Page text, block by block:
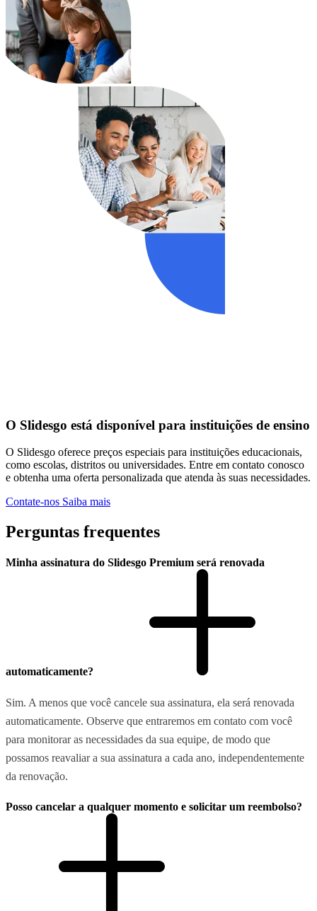
O Slidesgo está disponível para instituições de ensino
O Slidesgo oferece preços especiais para instituições educacionais,
como escolas, distritos ou universidades. Entre em contato conosco
e obtenha uma oferta personalizada que atenda às suas necessidades.
Contate-nos Saiba mais
Perguntas frequentes
Minha assinatura do Slidesgo Premium será renovada
automaticamente?
Sim. A menos que você cancele sua assinatura, ela será renovada
automaticamente. Observe que entraremos em contato com você
para monitorar as necessidades da sua equipe, de modo que
possamos reavaliar a sua assinatura a cada ano, independentemente
da renovação.
Posso cancelar a qualquer momento e solicitar um reembolso?